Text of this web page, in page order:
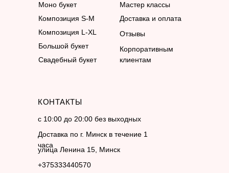
КОНТАКТЫ
Моно букет
Композиция S-M
Композиция L-XL
Большой букет
Свадебный букет
Мастер классы
Доставка и оплата
с 10:00 до 20:00 без выходных
Доставка по г. Минск в течение 1
часа
улица Ленина 15, Минск
+375333440570
Корпоративным
клиентам
Отзывы